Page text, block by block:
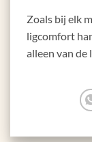
Zoals bij elk
ligcomfort
alleen van de